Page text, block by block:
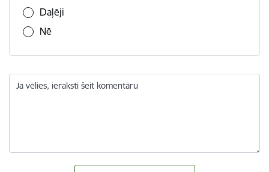
Daļēji
Nē
Ja vēlies, ieraksti šeit komentāru